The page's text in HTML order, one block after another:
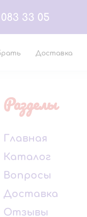
33 05
Доставка
Разделы
Главная
Каталог
Вопросы
Доставка
Отзывы